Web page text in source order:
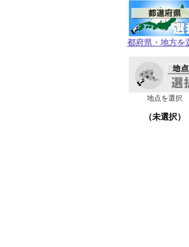
都府県・地方を
地点を選択
（未選択）